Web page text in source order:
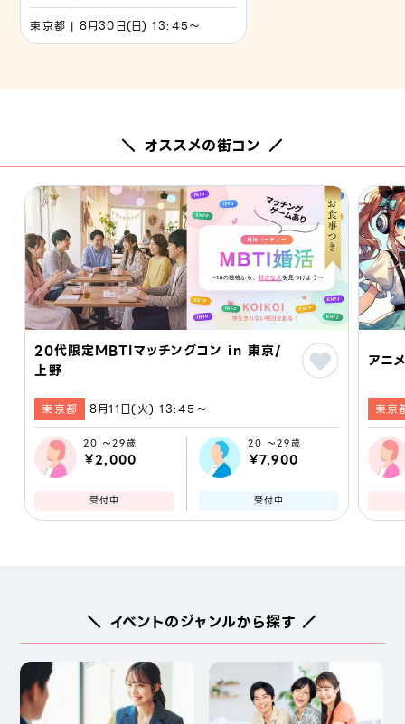
東京都 | 8月30日(日) 13:45〜
＼ オススメの街コン ／
20代限定MBTIマッチングコン in 東京/
上野
東京都 8月11日(火) 13:45〜
20 ～29歳
￥2,000
受付中
20 ～29歳
￥7,900
受付中
アニ
東京
＼ イベントのジャンルから探す ／